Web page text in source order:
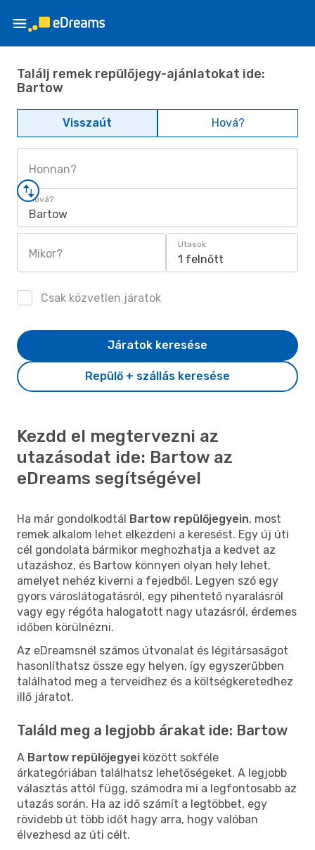
Találj remek repülőjegy-ajánlatokat ide:
Bartow
Visszaút Hová?
Honnan?
Hová?
Bartow
Mikor?
Utasok
1 felnőtt
Csak közvetlen járatok
Repülő + szállás keresése
Járatok keresése
Kezdd el megtervezni az
utazásodat ide: Bartow az
eDreams segítségével
Ha már gondolkodtál Bartow repülőjegyein, most
remek alkalom lehet elkezdeni a keresést. Egy új úti
cél gondolata bármikor meghozhatja a kedvet az
utazáshoz, és Bartow könnyen olyan hely lehet,
amelyet nehéz kiverni a fejedből. Legyen szó egy
gyors városlátogatásról, egy pihentető nyaralásról
vagy egy régóta halogatott nagy utazásról, érdemes
időben körülnézni.
Az eDreamsnél számos útvonalat és légitársaságot
hasonlíthatsz össze egy helyen, így egyszerűbben
találhatod meg a terveidhez és a költségkeretedhez
illő járatot.
Találd meg a legjobb árakat ide: Bartow
A Bartow repülőjegyei között sokféle
árkategóriában találhatsz lehetőségeket. A legjobb
választás attól függ, számodra mi a legfontosabb az
utazás során. Ha az idő számít a legtöbbet, egy
rövidebb út több időt hagy arra, hogy valóban
élvezhesd az úti célt.